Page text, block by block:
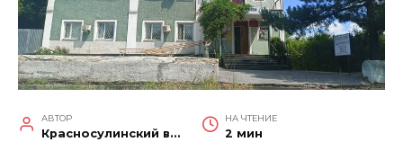
АВТОР
Красносулинский вестник
НА ЧТЕНИЕ
2 мин